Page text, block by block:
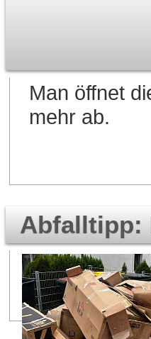
Man öffnet
mehr ab.
Abfalltipp: